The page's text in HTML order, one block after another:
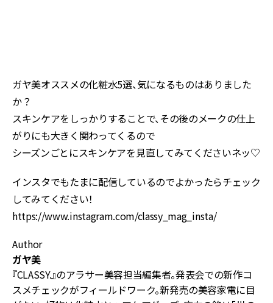
ガヤ美オススメの化粧水5選、気になるものはありました
か？
スキンケアをしっかりすることで、その後のメークの仕上
がりにも大きく関わってくるので
シーズンごとにスキンケアを見直してみてくださいネッ♡
インスタでもたまに配信しているのでよかったらチェック
してみてください！
https://www.instagram.com/classy_mag_insta/
Author
ガヤ美
『CLASSY.』のアラサー美容担当編集者。発表会での新作コ
スメチェックがフィールドワーク。新発売の美容家電に目